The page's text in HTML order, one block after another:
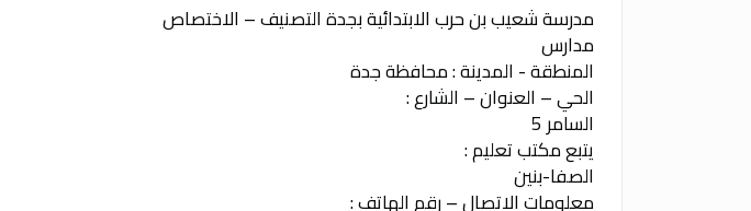
مدرسة شعيب بن حرب الابتدائية بجدة التصنيف – الاختصاص
مدارس
المنطقة - المدينة : محافظة جدة
الحي – العنوان – الشارع :
السامر 5
يتبع مكتب تعليم :
الصفا-بنين
معلومات الاتصال – رقم الهاتف :